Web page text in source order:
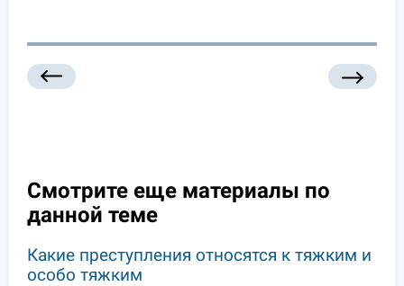
Смотрите еще материалы по
данной теме
Какие преступления относятся к тяжким и
особо тяжким